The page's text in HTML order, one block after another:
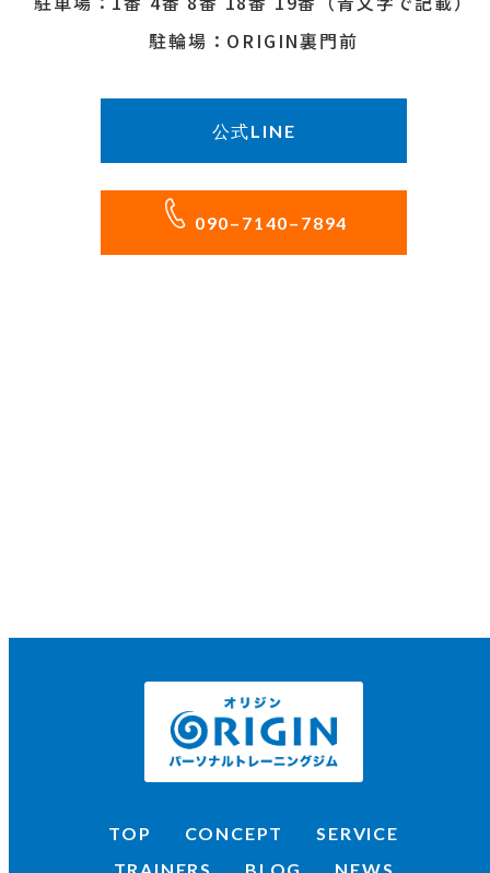
駐輪場：ORIGIN裏門前
公式LINE
090–7140–7894
TOP CONCEPT
SERVICE